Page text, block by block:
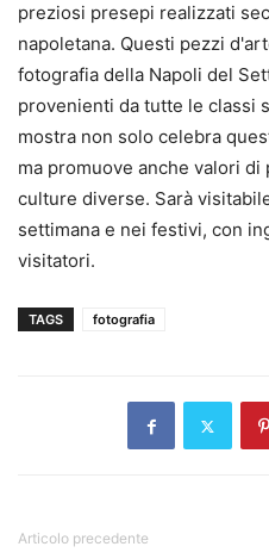
preziosi presepi realizzati
napoletana. Questi pezzi
fotografia della Napoli del
provenienti da tutte le classi
mostra non solo celebra
ma promuove anche valori
culture diverse. Sarà
settimana e nei festivi, con
visitatori.
TAGS fotografia
Articolo precedente